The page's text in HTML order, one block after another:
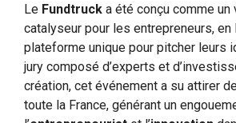
Le Fundtruck a été conçu comme un
catalyseur pour les entrepreneurs, en
plateforme unique pour pitcher leurs
jury composé d’experts et
création, cet événement a su attirer
toute la France, générant un